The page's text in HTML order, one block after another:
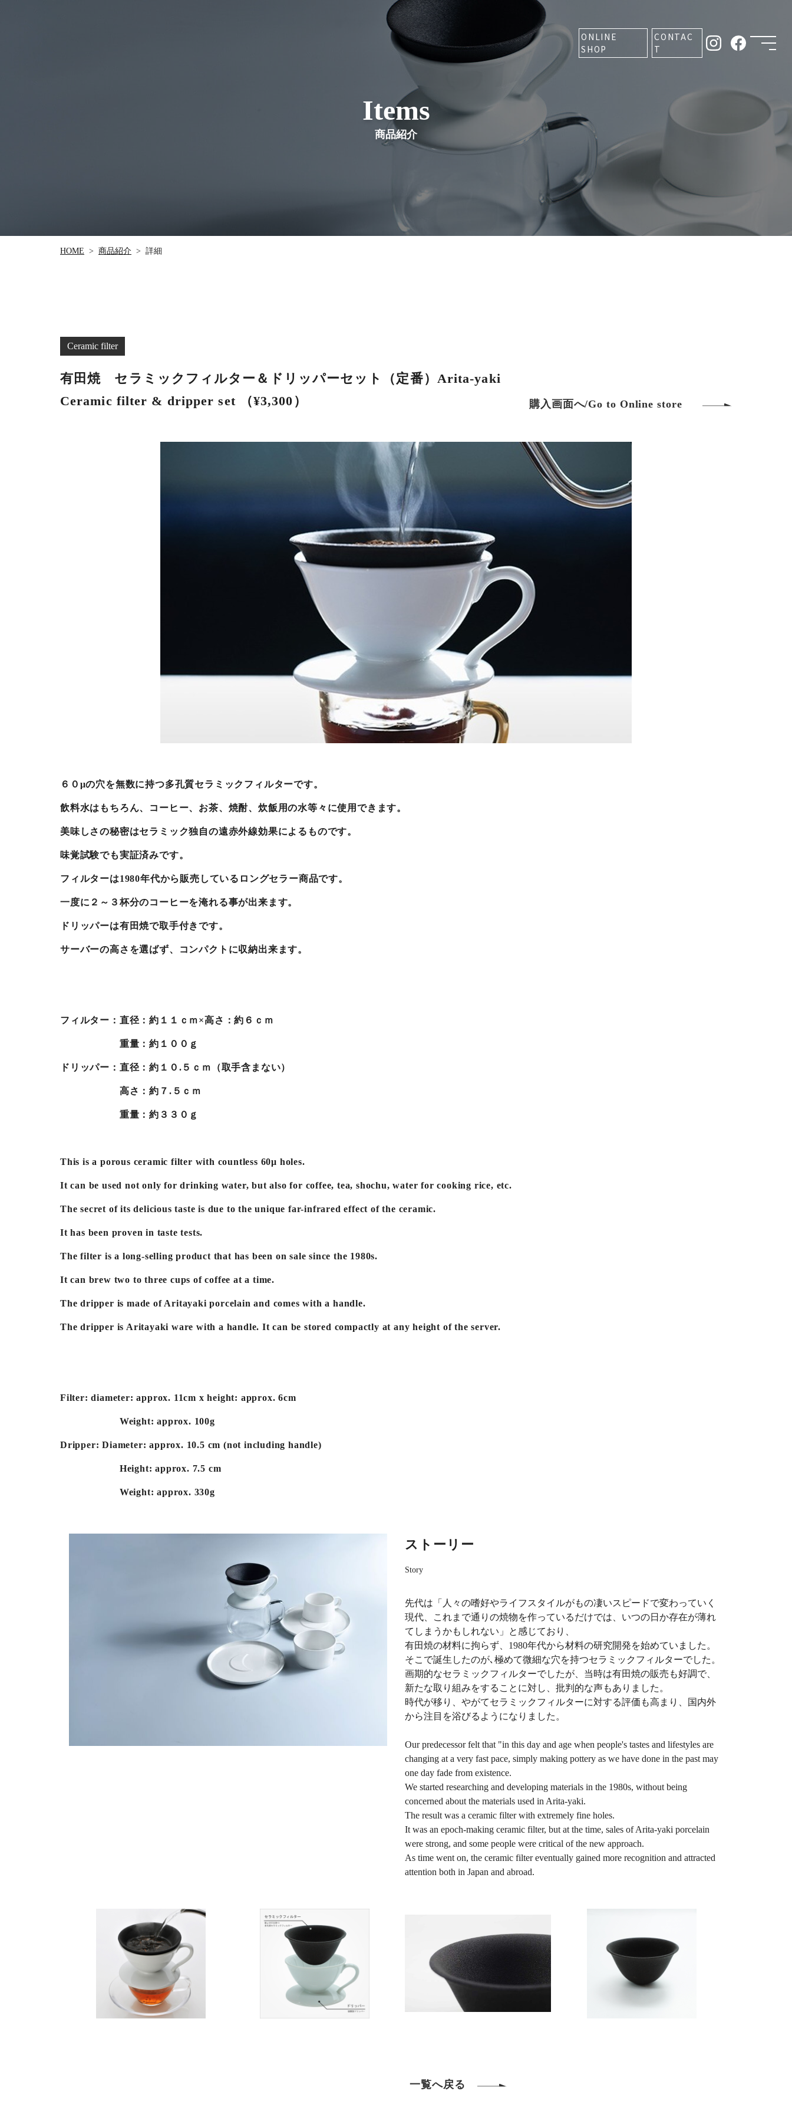
ONLINE
SHOP
CONTAC
T
Items
商品紹介
HOME > 商品紹介 > 詳細
Ceramic filter
有田焼 セラミックフィルター＆ドリッパーセット（定番）Arita-yaki
Ceramic filter & dripper set （¥3,300） 購入画面へ/Go to Online store
６０μの穴を無数に持つ多孔質セラミックフィルターです。
飲料水はもちろん、コーヒー、お茶、焼酎、炊飯用の水等々に使用できます。
美味しさの秘密はセラミック独自の遠赤外線効果によるものです。
味覚試験でも実証済みです。
フィルターは1980年代から販売しているロングセラー商品です。
一度に２～３杯分のコーヒーを淹れる事が出来ます。
ドリッパーは有田焼で取手付きです。
サーバーの高さを選ばず、コンパクトに収納出来ます。
フィルター：直径：約１１ｃｍ×高さ：約６ｃｍ
重量：約１００ｇ
ドリッパー：直径：約１０.５ｃｍ（取手含まない）
高さ：約７.５ｃｍ
重量：約３３０ｇ
This is a porous ceramic filter with countless 60μ holes.
It can be used not only for drinking water, but also for coffee, tea, shochu, water for cooking rice, etc.
The secret of its delicious taste is due to the unique far-infrared effect of the ceramic.
It has been proven in taste tests.
The filter is a long-selling product that has been on sale since the 1980s.
It can brew two to three cups of coffee at a time.
The dripper is made of Aritayaki porcelain and comes with a handle.
The dripper is Aritayaki ware with a handle. It can be stored compactly at any height of the server.
Filter: diameter: approx. 11cm x height: approx. 6cm
Weight: approx. 100g
Dripper: Diameter: approx. 10.5 cm (not including handle)
Height: approx. 7.5 cm
Weight: approx. 330g
ストーリー
Story
先代は「人々の嗜好やライフスタイルがもの凄いスピードで変わっていく
現代、これまで通りの焼物を作っているだけでは、いつの日か存在が薄れ
てしまうかもしれない」と感じており、
有田焼の材料に拘らず、1980年代から材料の研究開発を始めていました。
そこで誕生したのが､極めて微細な穴を持つセラミックフィルターでした。
画期的なセラミックフィルターでしたが、当時は有田焼の販売も好調で、
新たな取り組みをすることに対し、批判的な声もありました。
時代が移り、やがてセラミックフィルターに対する評価も高まり、国内外
から注目を浴びるようになりました。
Our predecessor felt that "in this day and age when people's tastes and lifestyles are
changing at a very fast pace, simply making pottery as we have done in the past may
one day fade from existence.
We started researching and developing materials in the 1980s, without being
concerned about the materials used in Arita-yaki.
The result was a ceramic filter with extremely fine holes.
It was an epoch-making ceramic filter, but at the time, sales of Arita-yaki porcelain
were strong, and some people were critical of the new approach.
As time went on, the ceramic filter eventually gained more recognition and attracted
attention both in Japan and abroad.
一覧へ戻る